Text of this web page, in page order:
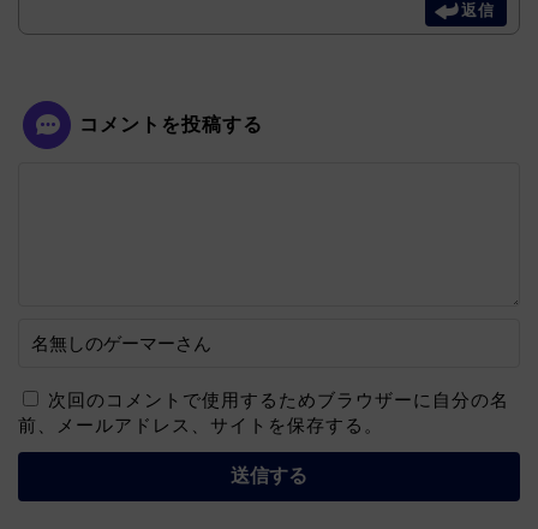
返信
コメントを投稿する
次回のコメントで使用するためブラウザーに自分の名
前、メールアドレス、サイトを保存する。